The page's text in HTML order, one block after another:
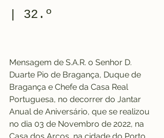
| 32.º
Mensagem de S.A.R. o Senhor D.
Duarte Pio de Bragança, Duque de
Bragança e Chefe da Casa Real
Portuguesa, no decorrer do Jantar
Anual de Aniversário, que se realizou
no dia 03 de Novembro de 2022, na